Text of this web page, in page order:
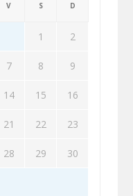
V S D
1 2
7 8 9
14 15 16
21 22 23
28 29 30